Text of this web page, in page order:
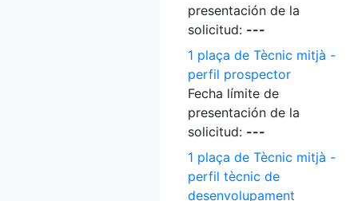
presentación de la
solicitud: ---
1 plaça de Tècnic mitjà -
perfil prospector
Fecha límite de
presentación de la
solicitud: ---
1 plaça de Tècnic mitjà -
perfil tècnic de
desenvolupament